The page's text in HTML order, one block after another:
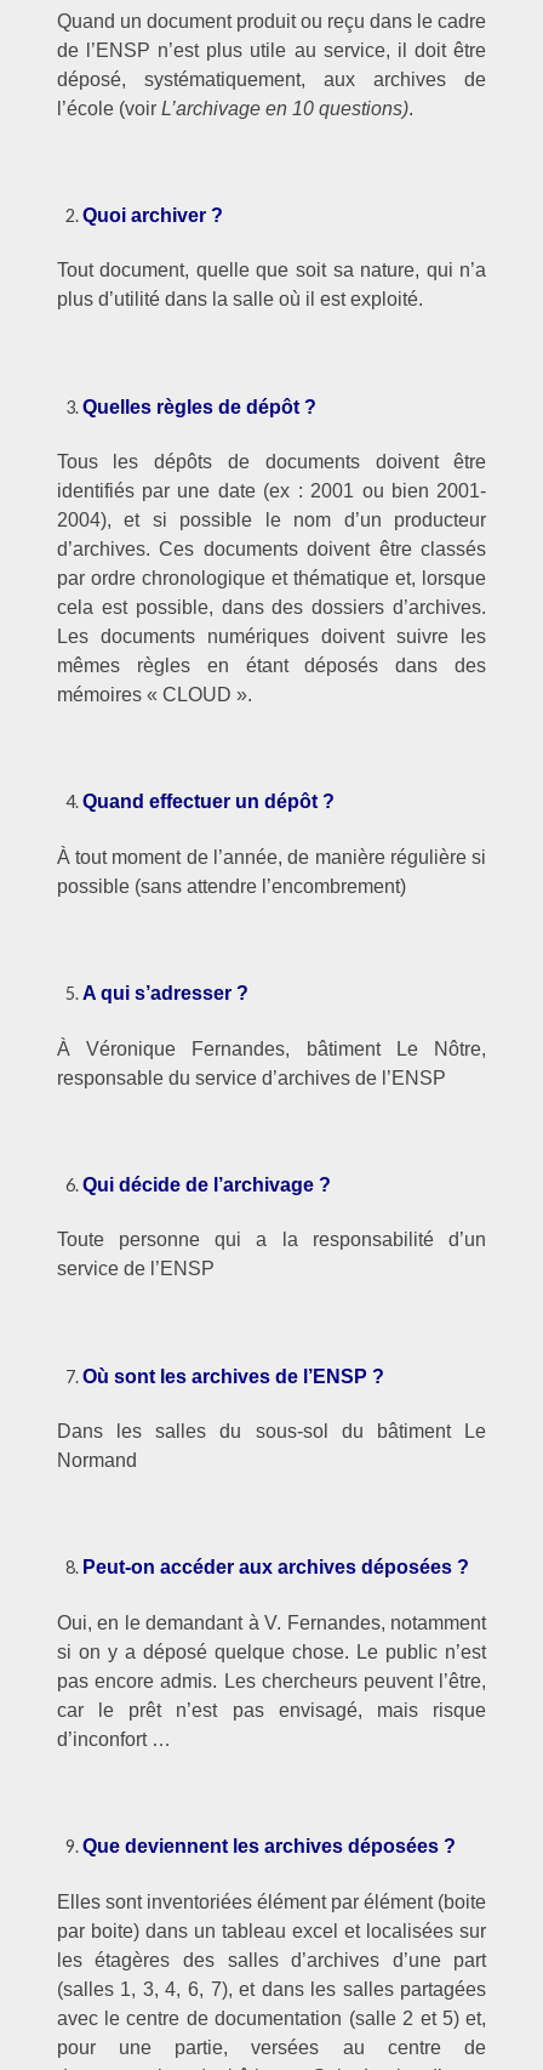
Quand un document produit ou reçu dans le cadre
de l’ENSP n’est plus utile au service, il doit être
déposé, systématiquement, aux archives de
l’école (voir L’archivage en 10 questions).
Quoi archiver ?
Tout document, quelle que soit sa nature, qui n’a
plus d’utilité dans la salle où il est exploité.
Quelles règles de dépôt ?
Tous les dépôts de documents doivent être
identifiés par une date (ex : 2001 ou bien 2001-
2004), et si possible le nom d’un producteur
d’archives. Ces documents doivent être classés
par ordre chronologique et thématique et, lorsque
cela est possible, dans des dossiers d’archives.
Les documents numériques doivent suivre les
mêmes règles en étant déposés dans des
mémoires « CLOUD ».
Quand effectuer un dépôt ?
À tout moment de l’année, de manière régulière si
possible (sans attendre l’encombrement)
A qui s’adresser ?
À Véronique Fernandes, bâtiment Le Nôtre,
responsable du service d’archives de l’ENSP
Qui décide de l’archivage ?
Toute personne qui a la responsabilité d’un
service de l’ENSP
Où sont les archives de l’ENSP ?
Dans les salles du sous-sol du bâtiment Le
Normand
Peut-on accéder aux archives déposées ?
Oui, en le demandant à V. Fernandes, notamment
si on y a déposé quelque chose. Le public n’est
pas encore admis. Les chercheurs peuvent l’être,
car le prêt n’est pas envisagé, mais risque
d’inconfort …
Que deviennent les archives déposées ?
Elles sont inventoriées élément par élément (boite
par boite) dans un tableau excel et localisées sur
les étagères des salles d’archives d’une part
(salles 1, 3, 4, 6, 7), et dans les salles partagées
avec le centre de documentation (salle 2 et 5) et,
pour une partie, versées au centre de